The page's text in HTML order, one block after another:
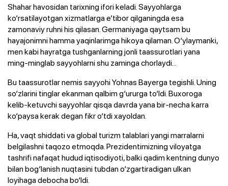
Shahar havosidan tarixning ifori keladi. Sayyohlarga
ko‘rsatilayotgan xizmatlarga e’tibor qilganingda esa
zamonaviy ruhni his qilasan. Germaniyaga qaytsam bu
hayajonimni hamma yaqinlarimga hikoya qilaman. O‘ylaymanki,
men kabi hayratga tushganlarning jonli taassurotlari yana
ming-minglab sayyohlarni shu zaminga chorlaydi...
Bu taassurotlar nemis sayyohi Yohnas Bayerga tegishli. Uning
so‘zlarini tinglar ekanman qalbim g‘ururga to‘ldi. Buxoroga
kelib-ketuvchi sayyohlar qisqa davrda yana bir-necha karra
ko‘paysa kerak degan fikr o‘tdi xayoldan.
Ha, vaqt shiddati va global turizm talablari yangi marralarni
belgilashni taqozo etmoqda. Prezidentimizning viloyatga
tashrifi nafaqat hudud iqtisodiyoti, balki qadim kentning dunyo
bilan bog‘lanish nuqtasini tubdan o‘zgartiradigan ulkan
loyihaga debocha bo‘ldi.